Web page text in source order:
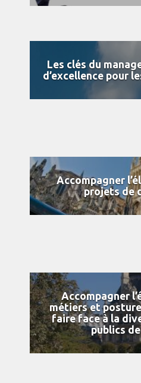
Les clés du
d’excellence pour
Accompagner
projets de
Accompagner
métiers et
faire face à la
publics